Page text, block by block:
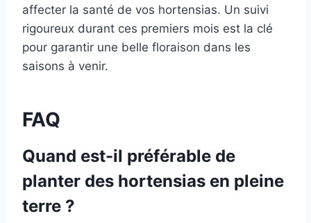
affecter la santé de vos hortensias. Un suivi
rigoureux durant ces premiers mois est la clé
pour garantir une belle floraison dans les
saisons à venir.
FAQ
Quand est-il préférable de
planter des hortensias en pleine
terre ?